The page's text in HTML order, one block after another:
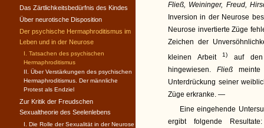
Fließ, Weininger, Freud,
Inversion in der Neurose
Neurose invertierte Züge
Zeichen der
kleinen Arbeit1)
auf den
hingewiesen.Fließ
Unterdrückung seiner
Züge erkranke. —
Eine eingehende
ergibt folgende
Das Zärtlichkeitsbedürfnis des Kindes
Über neurotische Disposition
Der psychische Hermaphroditis­mus im
Leben und in der Neurose
I. Tatsachen des psychischen
Hermaphroditismus
II. Über Verstärkungen des psychischen
Hermaphroditismus. Der männliche
Protest als Endziel
Zur Kritik der Freudschen
Sexualtheorie des Seelenlebens
I. Die Rolle der Sexualität in der Neurose